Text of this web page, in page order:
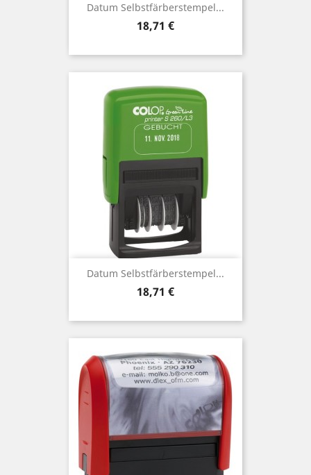
Datum Selbstfärberstempel...
Preis
18,71 €
Datum Selbstfärberstempel...
Preis
18,71 €